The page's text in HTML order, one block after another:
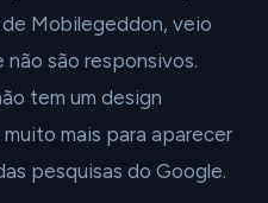
Mobilegeddon, veio
são responsivos.
tem um design
mais para aparecer
pesquisas do Google.